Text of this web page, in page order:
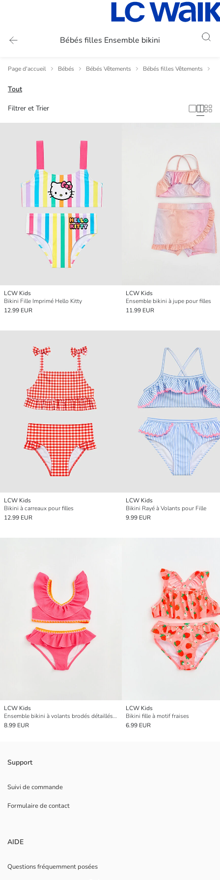
Bébés filles Ensemble bikini
Page d'accueil Bébés Bébés Vêtements Bébés filles Vêtements
Tout
Filtrer et Trier
LCW Kids
Bikini Fille Imprimé Hello Kitty
12.99 EUR
LCW Kids
Ensemble bikini à jupe pour filles
11.99 EUR
LCW Kids
Bikini à carreaux pour filles
12.99 EUR
LCW Kids
Bikini Rayé à Volants pour Fille
9.99 EUR
LCW Kids
Ensemble bikini à volants brodés détaillés pour filles
8.99 EUR
LCW Kids
Bikini fille à motif fraises
6.99 EUR
Support
Suivi de commande
Formulaire de contact
AIDE
Questions fréquemment posées